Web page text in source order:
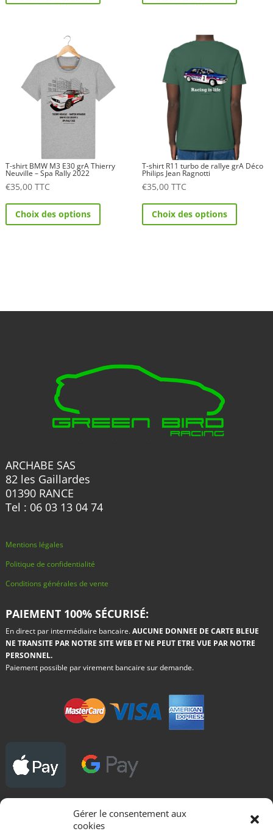
Gérer le consentement aux
cookies
options
peuvent
page
produit
Les
options
peuvent
être
choisies
sur
la
page
produit
T-shirt BMW M3 E30 grA Thierry
Neuville – Spa Rally 2022
€35,00 TTC
Choix des options
Ce
peuvent
produit
T-shirt R11 turbo de rallye grA Déco
Philips Jean Ragnotti
€35,00 TTC
Choix des options
Ce
peuvent
ARCHABE SAS
82 les Gaillardes
01390 RANCE
Tel : 06 03 13 04 74
Mentions légales
Politique de confidentialité
Conditions générales de vente
PAIEMENT 100% SÉCURISÉ:
En direct par intermédiaire bancaire.AUCUNE DONNEE DE CARTE BLEUE
NE TRANSITE PAR NOTRE SITE WEB ET NE PEUT ETRE VUE PAR NOTRE
PERSONNEL.
Paiement possible par virement bancaire sur demande.
DROITS D'AUTEUR - COPYRIGHT :